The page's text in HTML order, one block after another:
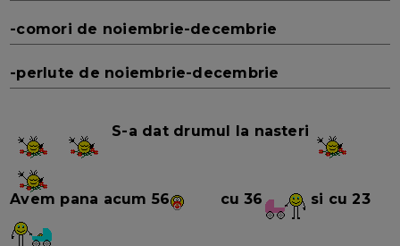
-comori de noiembrie-decembrie
-perlute de noiembrie-decembrie
S-a dat drumul la nasteri
Avem pana acum 56 cu 36 si cu 23